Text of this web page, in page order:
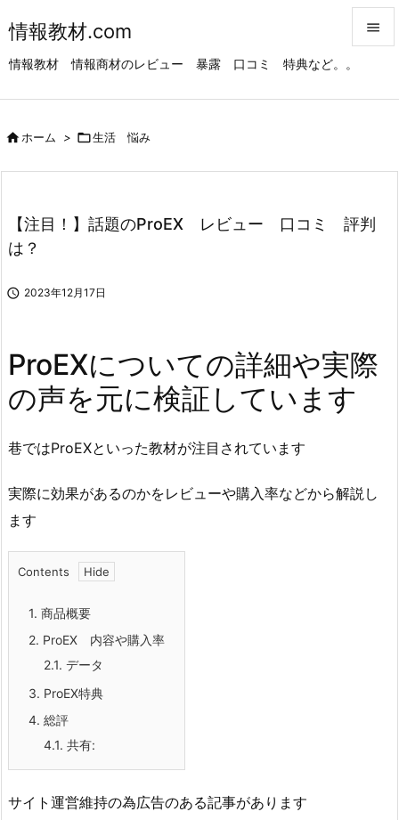
情報教材.com
情報教材 情報商材のレビュー 暴露 口コミ 特典など。。

前へ
次へ
ホーム > 生活 悩み
【注目！】話題のProEX レビュー 口コミ 評判
は？
 2023年12月17日
ProEXについての詳細や実際
の声を元に検証しています
巷ではProEXといった教材が注目されています
実際に効果があるのかをレビューや購入率などから解説し
ます
Contents
1. 商品概要
2. ProEX 内容や購入率
2.1. データ
3. ProEX特典
4. 総評
4.1. 共有:
サイト運営維持の為広告のある記事があります